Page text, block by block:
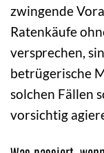
zwingende
Ratenkäufe
versprechen,
betrügerische
solchen Fällen
vorsichtig